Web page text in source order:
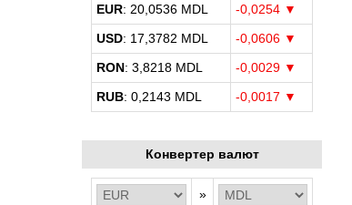
EUR: 20,0536 MDL
-0,0254 ▼
USD: 17,3782 MDL
-0,0606 ▼
RON: 3,8218 MDL
-0,0029 ▼
RUB: 0,2143 MDL -0,0017 ▼
Конвертер валют
»